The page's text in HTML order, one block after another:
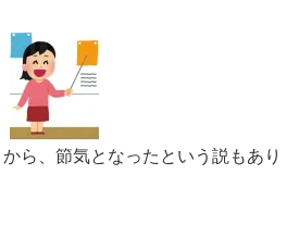
ら、節気となったという説もあり